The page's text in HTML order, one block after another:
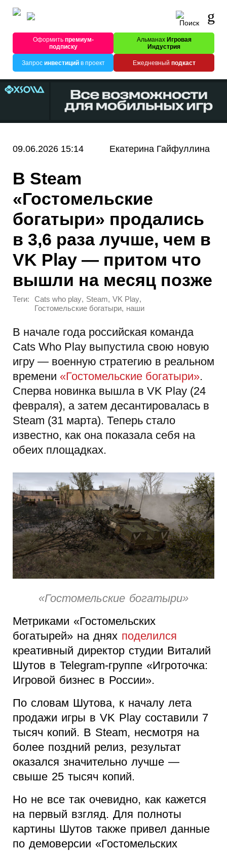
Оформитьпремиум-
подписку
Альманах Игровая
Индустрия
Запрос инвестицийв проект Ежедневный подкаст
09.06.2026 15:14 Екатерина Гайфуллина
В Steam
«Гостомельские
богатыри» продались
в 3,6 раза лучше, чем в
VK Play — притом что
вышли на месяц позже
Теги: Cats who play, Steam, VK Play,
Гостомельские богатыри, наши
В начале года российская команда
Cats Who Play выпустила свою новую
игру — военную стратегию в реальном
времени «Гостомельские богатыри».
Сперва новинка вышла в VK Play (24
февраля), а затем десантировалась в
Steam (31 марта). Теперь стало
известно, как она показала себя на
обеих площадках.
«Гостомельские богатыри»
Метриками «Гостомельских
богатырей» на днях поделился
креативный директор студии Виталий
Шутов в Telegram-группе «Игроточка:
Игровой бизнес в России».
По словам Шутова, к началу лета
продажи игры в VK Play составили 7
тысяч копий. В Steam, несмотря на
более поздний релиз, результат
оказался значительно лучше —
свыше 25 тысяч копий.
Но не все так очевидно, как кажется
на первый взгляд. Для полноты
картины Шутов также привел данные
по демоверсии «Гостомельских